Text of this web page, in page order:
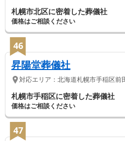
札幌市北区に密着した葬儀社
価格はご相談ください
46
昇陽堂葬儀社
対応エリア： 北海道札幌市手稲区前
札幌市手稲区に密着した葬儀社
価格はご相談ください
47